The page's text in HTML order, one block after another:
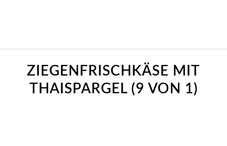
ZIEGENFRISCHKÄSE MIT
THAISPARGEL (9 VON 1)